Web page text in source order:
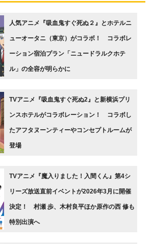
人気アニメ『吸血鬼すぐ死ぬ２』とホテルニ
ューオータニ（東京）がコラボ！ コラボレ
ーション宿泊プラン「ニュードラルクホテ
ル」の全容が明らかに
TVアニメ『吸血鬼すぐ死ぬ2』と新横浜プリ
ンスホテルがコラボレーション！ コラボし
たアフタヌーンティーやコンセプトルームが
登場
TVアニメ『魔入りました！入間くん』第4シ
リーズ放送直前イベントが2026年3月に開催
決定！ 村瀬 歩、木村良平ほか原作の西 修も
特別出演へ